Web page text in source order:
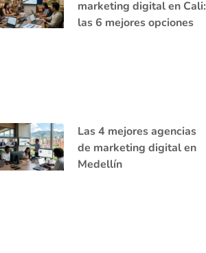
marketing digital en Cali:
las 6 mejores opciones
Las 4 mejores agencias
de marketing digital en
Medellín